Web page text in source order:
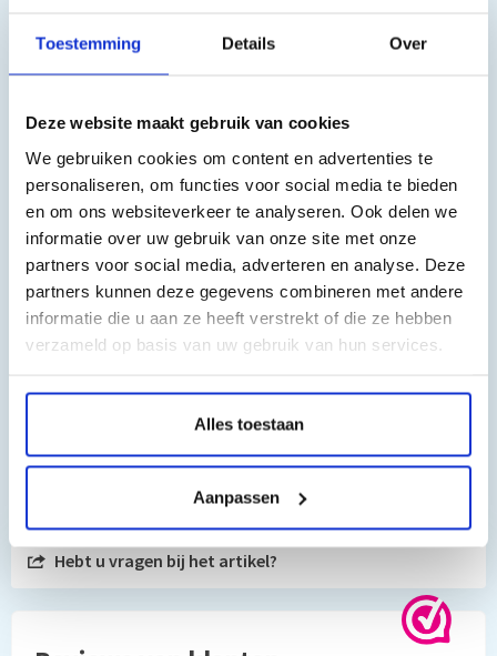
Toestemming Details Over
Deze website maakt gebruik van cookies
We gebruiken cookies om content en advertenties te
personaliseren, om functies voor social media te bieden
en om ons websiteverkeer te analyseren. Ook delen we
informatie over uw gebruik van onze site met onze
partners voor social media, adverteren en analyse. Deze
partners kunnen deze gegevens combineren met andere
informatie die u aan ze heeft verstrekt of die ze hebben
verzameld op basis van uw gebruik van hun services.
Alles toestaan
Aanpassen
Op dit product krijgt u 60 maanden garantie.
Interface: USB 2.0
Schrijven: tot 4 MB/s
Verpakking: single blister pack
Kleur: groen
Extreem compact met de functionaliteit van een paper-
clip
Afmeting: 37 x 12.5 x 4.5 mm
Gewicht: 3g
In prijs inbegrepen: Heffing Stichting Thuiskopie
Toch nog een vraag?
Hebt u vragen bij het artikel?